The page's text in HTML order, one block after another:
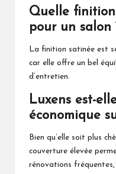
Quelle finition
pour un salon
La finition satinée est
car elle offre un bel
d’entretien.
Luxens est-
économique
Bien qu’elle soit plus
couverture élevée
rénovations fréquentes,